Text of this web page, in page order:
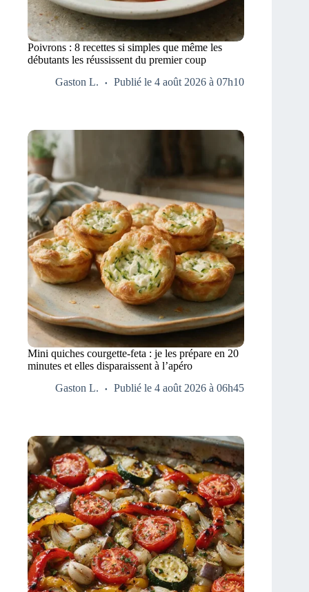
Poivrons : 8 recettes si simples que même les
débutants les réussissent du premier coup
Gaston L.
Publié le 4 août 2026 à 07h10
Mini quiches courgette-feta : je les prépare en 20
minutes et elles disparaissent à l’apéro
Gaston L.
Publié le 4 août 2026 à 06h45